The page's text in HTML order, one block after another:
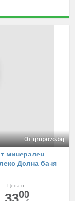
От grupovo.bg
минерален
Долна баня
Цена от
3300